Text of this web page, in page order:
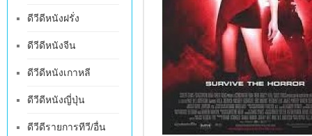
ดีวีดีหนังฝรั่ง
ดีวีดีหนังจีน
ดีวีดีหนังเกาหลี
ดีวีดีหนังญี่ปุ่น
ดีวีดีรายการทีวี/อื่น